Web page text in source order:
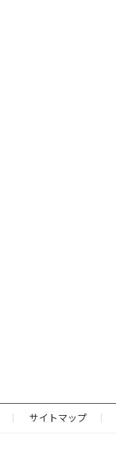
サイトマップ